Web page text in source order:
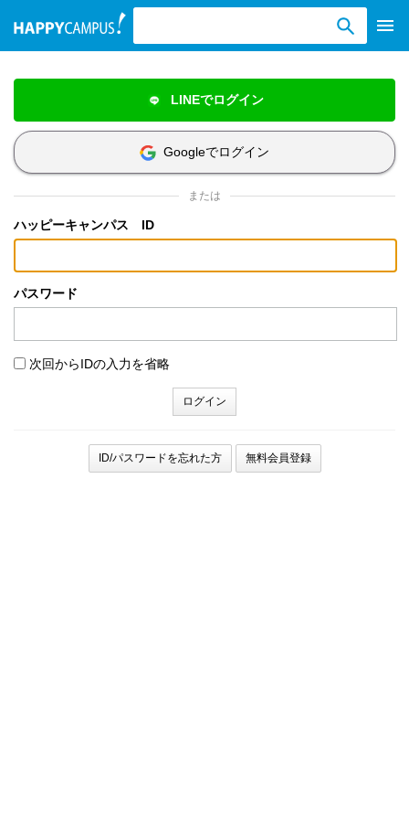
LINEでログイン
Googleでログイン
または
ハッピーキャンパス ID
パスワード
次回からIDの入力を省略
ID/パスワードを忘れた方 無料会員登録